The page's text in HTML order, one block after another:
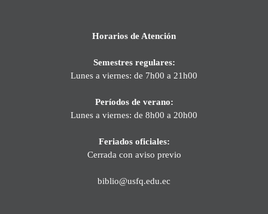
Horarios de Atención
Semestres regulares:
Lunes a viernes: de 7h00 a 21h00
Períodos de verano:
Lunes a viernes: de 8h00 a 20h00
Feriados oficiales:
Cerrada con aviso previo
biblio@usfq.edu.ec